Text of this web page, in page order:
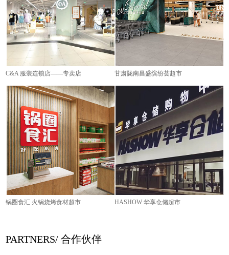
C&A 服装连锁店——专卖店 甘肃陇南昌盛缤纷荟超市
锅圈食汇 火锅烧烤食材超市 HASHOW 华享仓储超市
PARTNERS/ 合作伙伴